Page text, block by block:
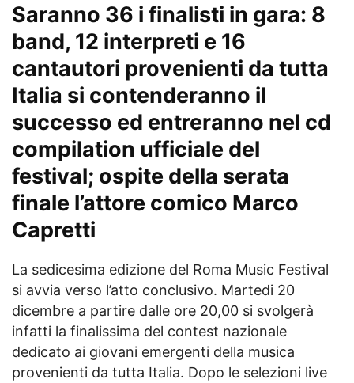
Saranno 36 i finalisti in gara: 8
band, 12 interpreti e 16
cantautori provenienti da tutta
Italia si contenderanno il
successo ed entreranno nel cd
compilation ufficiale del
festival; ospite della serata
finale l’attore comico Marco
Capretti
La sedicesima edizione del Roma Music Festival
si avvia verso l’atto conclusivo. Martedi 20
dicembre a partire dalle ore 20,00 si svolgerà
infatti la finalissima del contest nazionale
dedicato ai giovani emergenti della musica
provenienti da tutta Italia. Dopo le selezioni live